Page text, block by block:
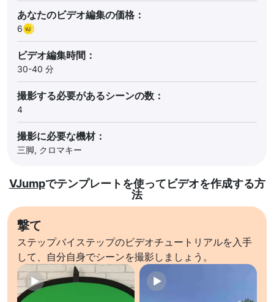
あなたのビデオ編集の価格：
6
ビデオ編集時間：
30-40 分
撮影する必要があるシーンの数：
4
撮影に必要な機材：
三脚, クロマキー
VJumpでテンプレートを使ってビデオを作成する方
法
撃て
ステップバイステップのビデオチュートリアルを入手
して、自分自身でシーンを撮影しましょう。